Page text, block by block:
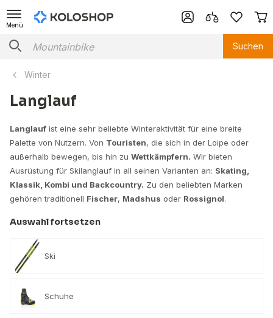
Menü
Suchen
Winter
Langlauf
Langlauf ist eine sehr beliebte Winteraktivität für eine breite
Palette von Nutzern. Von Touristen, die sich in der Loipe oder
außerhalb bewegen, bis hin zu Wettkämpfern. Wir bieten
Ausrüstung für Skilanglauf in all seinen Varianten an: Skating,
Klassik, Kombi und Backcountry. Zu den beliebten Marken
gehören traditionell Fischer, Madshus oder Rossignol.
Auswahl fortsetzen
Ski
Schuhe